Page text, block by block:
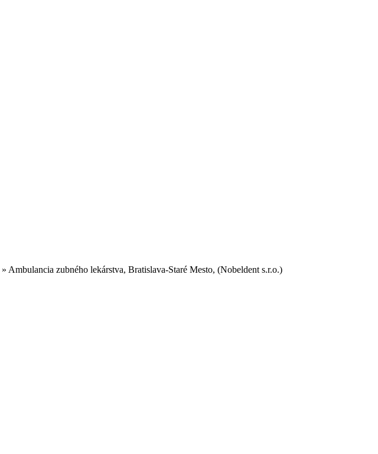
» Ambulancia zubného lekárstva, Bratislava-Staré Mesto, (Nobeldent s.r.o.)